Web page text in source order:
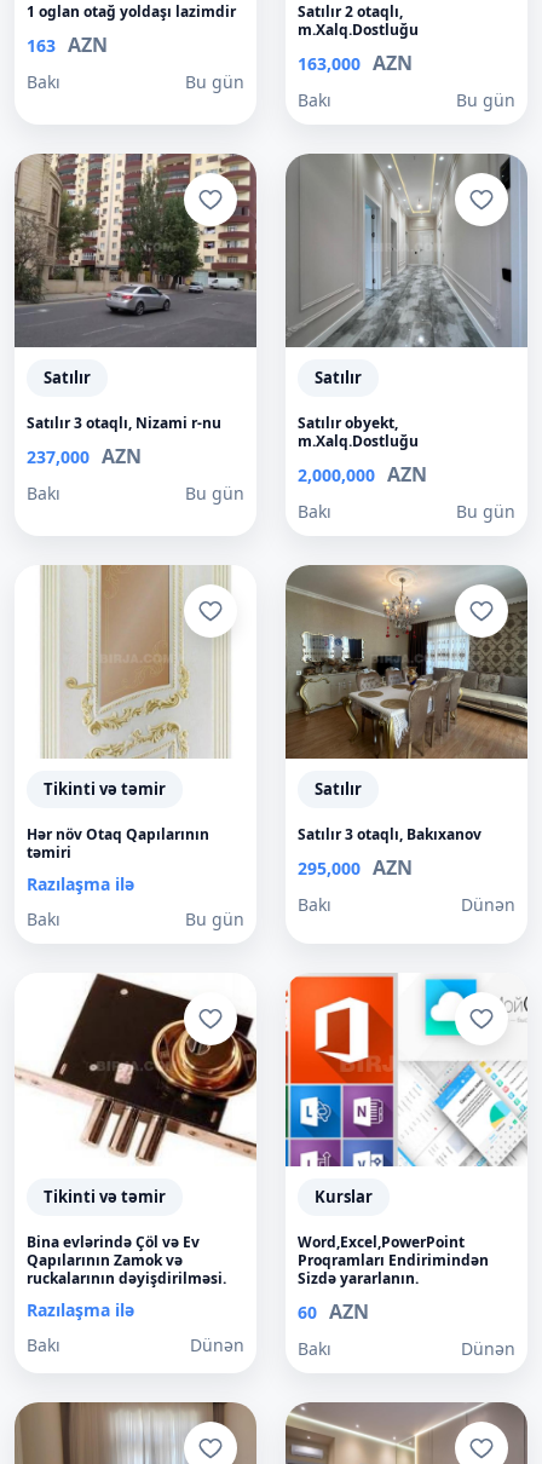
1 oglan otağ yoldaşı lazimdir
163 AZN
Bakı Bu gün
Satılır 2 otaqlı,
m.Xalq.Dostluğu
163,000 AZN
Bakı Bu gün
Satılır
Satılır 3 otaqlı, Nizami r-nu
237,000 AZN
Bakı Bu gün
Satılır
Satılır obyekt,
m.Xalq.Dostluğu
2,000,000 AZN
Bakı Bu gün
Tikinti və təmir
Hər növ Otaq Qapılarının
təmiri
Razılaşma ilə
Bakı
Bu gün
Satılır
Satılır 3 otaqlı, Bakıxanov
295,000 AZN
Bakı Dünən
Tikinti və təmir
Bina evlərində Çöl və Ev
Qapılarının Zamok və
ruckalarının dəyişdirilməsi.
Razılaşma ilə
Bakı
Dünən
Kurslar
Word,Excel,PowerPoint
Proqramları Endirimindən
Sizdə yararlanın.
60 AZN
Bakı Dünən